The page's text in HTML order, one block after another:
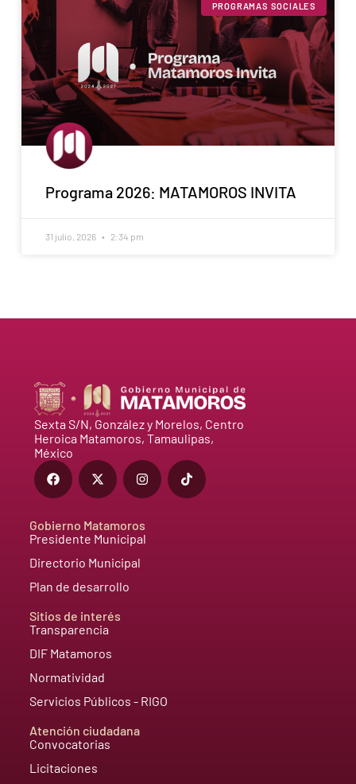
PROGRAMAS SOCIALES
Programa 2026: MATAMOROS INVITA
31 julio, 2026 2:34 pm
Sexta S/N, González y Morelos, Centro
Heroica Matamoros, Tamaulipas,
México
Gobierno Matamoros
Presidente Municipal
Directorio Municipal
Plan de desarrollo
Sitios de interés
Transparencia
DIF Matamoros
Normatividad
Servicios Públicos - RIGO
Atención ciudadana
Convocatorias
Licitaciones